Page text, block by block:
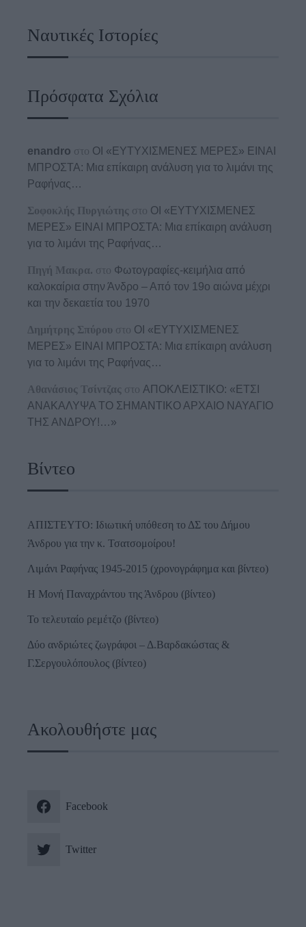
Ναυτικές Ιστορίες
Πρόσφατα Σχόλια
enandro στο ΟΙ «ΕΥΤΥΧΙΣΜΕΝΕΣ ΜΕΡΕΣ» ΕΙΝΑΙ
ΜΠΡΟΣΤΑ: Μια επίκαιρη ανάλυση για το λιμάνι της
Ραφήνας…
Σοφοκλής Πυργιώτης στο ΟΙ «ΕΥΤΥΧΙΣΜΕΝΕΣ
ΜΕΡΕΣ» ΕΙΝΑΙ ΜΠΡΟΣΤΑ: Μια επίκαιρη ανάλυση
για το λιμάνι της Ραφήνας…
Πηγή Μακρα. στο Φωτογραφίες-κειμήλια από
καλοκαίρια στην Άνδρο – Από τον 19ο αιώνα μέχρι
και την δεκαετία του 1970
Δημήτρης Σπύρου στο ΟΙ «ΕΥΤΥΧΙΣΜΕΝΕΣ
ΜΕΡΕΣ» ΕΙΝΑΙ ΜΠΡΟΣΤΑ: Μια επίκαιρη ανάλυση
για το λιμάνι της Ραφήνας…
Αθανάσιος Τσίντζας στο ΑΠΟΚΛΕΙΣΤΙΚΟ: «ΕΤΣΙ
ΑΝΑΚΑΛΥΨΑ ΤΟ ΣΗΜΑΝΤΙΚΟ ΑΡΧΑΙΟ ΝΑΥΑΓΙΟ
ΤΗΣ ΑΝΔΡΟΥ!…»
Βίντεο
ΑΠΙΣΤΕΥΤΟ: Ιδιωτική υπόθεση το ΔΣ του Δήμου
Άνδρου για την κ. Τσατσομοίρου!
Λιμάνι Ραφήνας 1945-2015 (χρονογράφημα και βίντεο)
Η Μονή Παναχράντου της Άνδρου (βίντεο)
Το τελευταίο ρεμέτζο (βίντεο)
Δύο ανδριώτες ζωγράφοι – Δ.Βαρδακώστας &
Γ.Σεργουλόπουλος (βίντεο)
Ακολουθήστε μας
Facebook
Twitter